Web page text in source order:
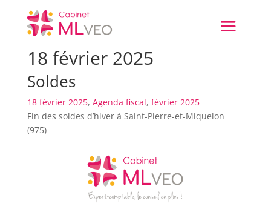
18 février 2025
Soldes
18 février 2025, Agenda fiscal, février 2025
Fin des soldes d’hiver à Saint-Pierre-et-Miquelon
(975)